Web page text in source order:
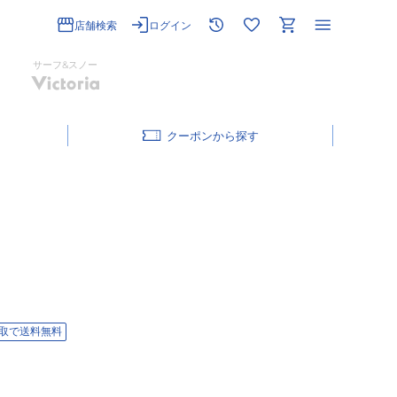
店舗検索 ログイン
サーフ&スノー
クーポン
で送料無料